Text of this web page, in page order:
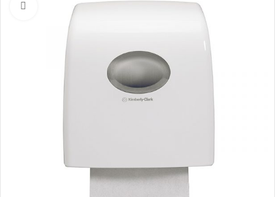
Zum Vergrößern klicken